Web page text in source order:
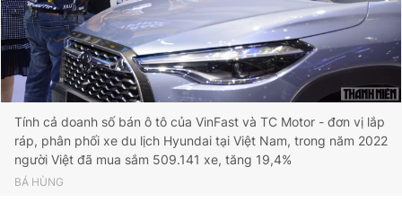
Tính cả doanh số bán ô tô của VinFast và TC Motor - đơn vị lắp
ráp, phân phối xe du lịch Hyundai tại Việt Nam, trong năm 2022
người Việt đã mua sắm 509.141 xe, tăng 19,4%
BÁ HÙNG